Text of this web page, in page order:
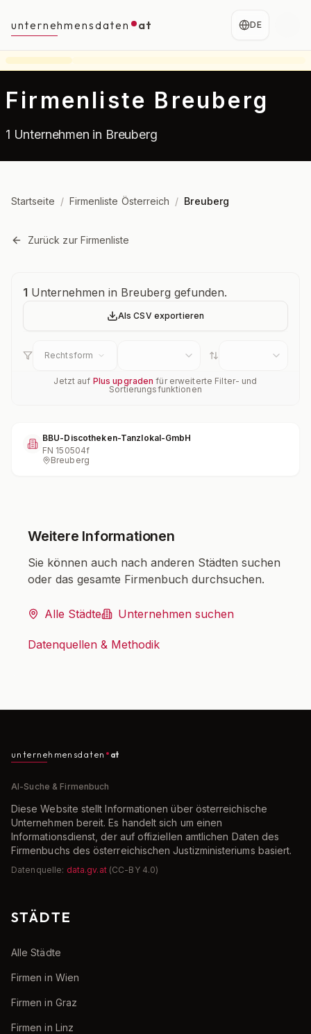
unternehmensdaten at DE
Firmenliste Breuberg
1 Unternehmen in Breuberg
Startseite / Firmenliste Österreich / Breuberg
Zurück zur Firmenliste
Unternehmensübersicht
1 Unternehmen in Breuberg gefunden.
Als CSV exportieren
Rechtsform
Jetzt auf Plus upgraden für erweiterte Filter- und
Sortierungsfunktionen
BBU-Discotheken-Tanzlokal-GmbH
FN 150504f
Breuberg
Weitere Informationen
Sie können auch nach anderen Städten suchen
oder das gesamte Firmenbuch durchsuchen.
Alle Städte Unternehmen suchen
Datenquellen & Methodik
unternehmensdaten at
AI-Suche & Firmenbuch
Diese Website stellt Informationen über österreichische
Unternehmen bereit. Es handelt sich um einen
Informationsdienst, der auf offiziellen amtlichen Daten des
Firmenbuchs des österreichischen Justizministeriums basiert.
Datenquelle: data.gv.at (CC-BY 4.0)
STÄDTE
Alle Städte
Firmen in Wien
Firmen in Graz
Firmen in Linz